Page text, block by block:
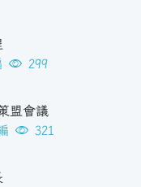
299
盟會議
321